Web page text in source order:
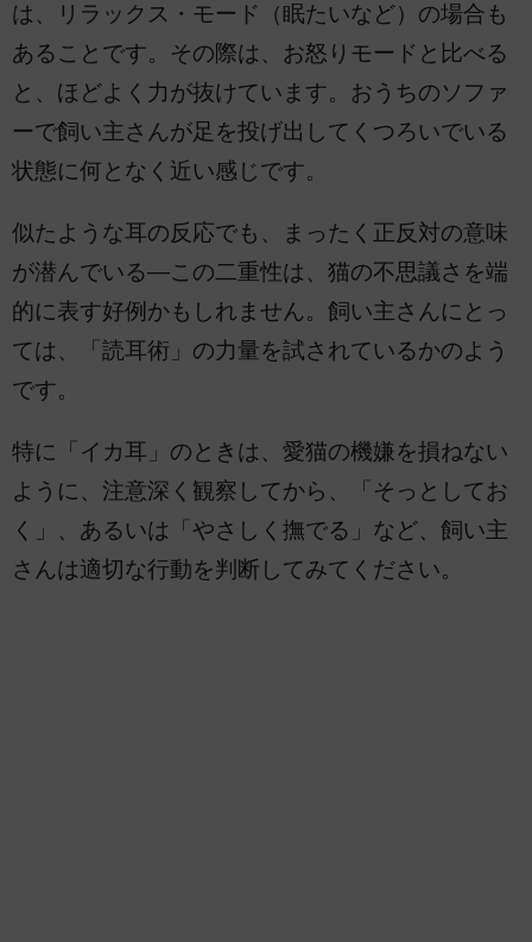
は、リラックス・モード（眠たいなど）の場合も
あることです。その際は、お怒りモードと比べる
と、ほどよく力が抜けています。おうちのソファ
ーで飼い主さんが足を投げ出してくつろいでいる
状態に何となく近い感じです。
似たような耳の反応でも、まったく正反対の意味
が潜んでいる―この二重性は、猫の不思議さを端
的に表す好例かもしれません。飼い主さんにとっ
ては、「読耳術」の力量を試されているかのよう
です。
特に「イカ耳」のときは、愛猫の機嫌を損ねない
ように、注意深く観察してから、「そっとしてお
く」、あるいは「やさしく撫でる」など、飼い主
さんは適切な行動を判断してみてください。